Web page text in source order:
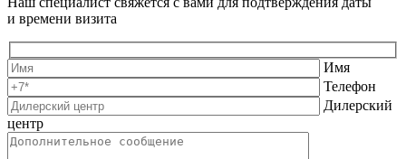
и времени визита
Имя
Телефон
Дилерский
центр